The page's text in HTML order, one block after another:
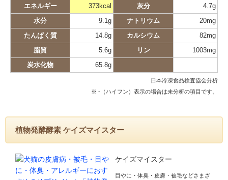
エネルギー 373kcal 灰分 4.7g
水分 9.1g ナトリウム 20mg
たんぱく質 14.8g カルシウム 82mg
脂質 5.6g リン 1003mg
炭水化物 65.8g
日本冷凍食品検査協会分析
※ -（ハイフン）表示の場合は未分析の項目です。
植物発酵酵素 ケイズマイスター
ケイズマイスター
目やに・体臭・皮膚・被毛などさまざ